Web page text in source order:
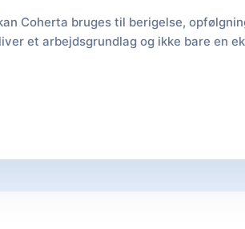
Coherta bruges til berigelse,
et arbejdsgrundlag og ikke bare en